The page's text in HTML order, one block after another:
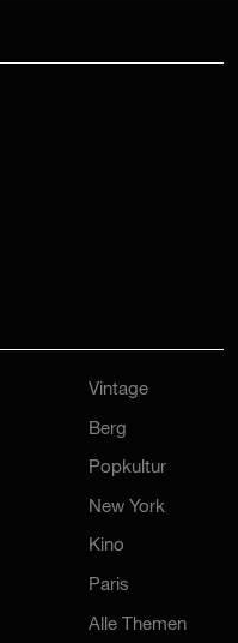
Vintage
Berg
Popkultur
New York
Kino
Paris
Alle Themen